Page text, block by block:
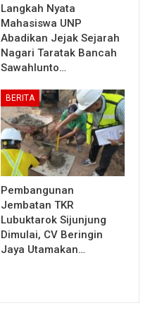
Langkah Nyata
Mahasiswa UNP
Abadikan Jejak Sejarah
Nagari Taratak Bancah
Sawahlunto…
BERITA
Pembangunan
Jembatan TKR
Lubuktarok Sijunjung
Dimulai, CV Beringin
Jaya Utamakan…